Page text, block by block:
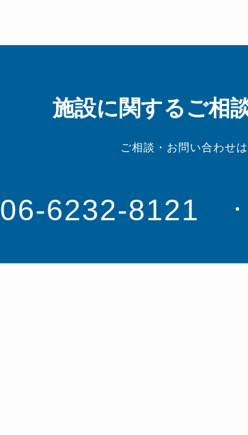
施設に関するご相
ご相談・お問い合わせは
06-6232-8121